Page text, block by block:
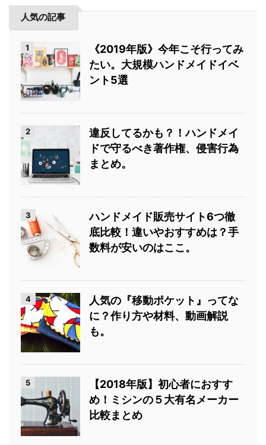
人気の記事
1
《2019年版》今年こそ行ってみ
たい。大規模ハンドメイドイベ
ント5選
2
違反してるかも？！ハンドメイ
ドで守るべき著作権、侵害行為
まとめ。
3
ハンドメイド販売サイト6つ徹
底比較！違いやおすすめは？手
数料が安いのはここ。
4
人気の『移動ポケット』ってな
に？作り方や材料、動画解説
も。
5
【2018年版】初心者におすす
め！ミシンの５大有名メーカー
比較まとめ